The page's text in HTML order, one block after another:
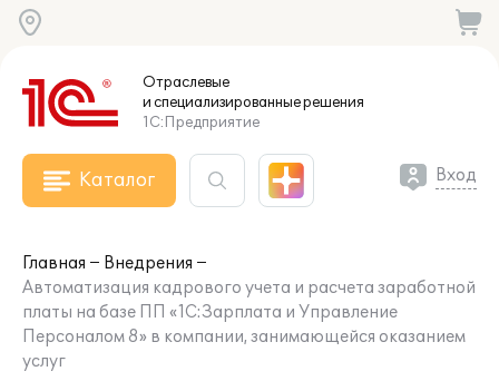
Отраслевые
и специализированныерешения
1С:Предприятие
Каталог Вход
Главная
Внедрения
Автоматизация кадрового учета и расчета заработной
платы на базе ПП «1С:Зарплата и Управление
Персоналом 8» в компании, занимающейся оказанием
услуг